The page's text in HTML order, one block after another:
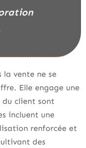
la vente ne se
Elle engage une
du client sont
incluent une
renforcée et
des